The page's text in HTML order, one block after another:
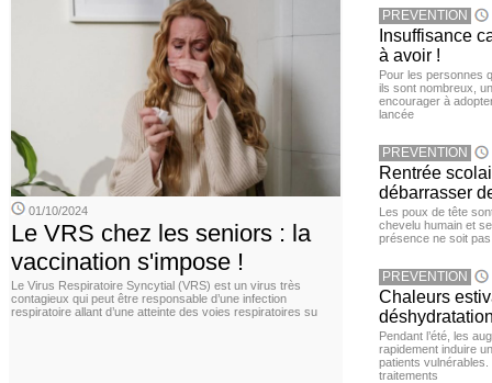
01/10/2024
Le VRS chez les seniors : la
vaccination s'impose !
Le Virus Respiratoire Syncytial (VRS) est un virus très
contagieux qui peut être responsable d’une infection
respiratoire allant d’une atteinte des voies respiratoires su
PREVENTION
Insuffisance
à avoir !
Pour les personnes
ils sont nombreux,
encourager à
lancée
PREVENTION
Rentrée
débarrasser
Les poux de tête
chevelu humain et
présence ne soit
PREVENTION
Chaleurs
Pendant l’été, les
rapidement induire
patients
traitements